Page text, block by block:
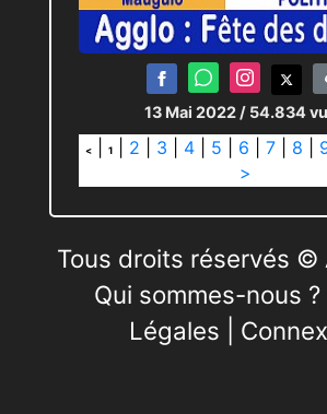
13 Mai 2022 / 54.834
<| 1| 2 3 4| 5 6 7| 8
>
Tous droits réservés ©
Qui sommes-nous ?|
Légales